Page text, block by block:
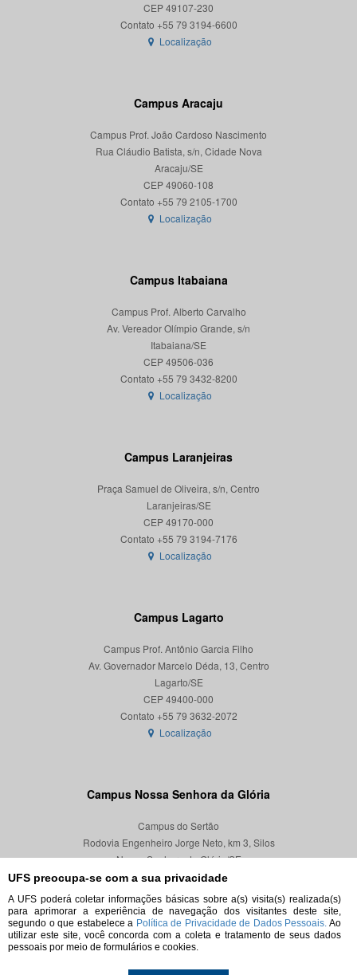
UFS preocupa-se com a sua privacidade
A UFS poderá coletar informações básicas sobre a(s) visita(s) realizada(s)
para aprimorar a experiência de navegação dos visitantes deste site,
segundo o que estabelece a Política de Privacidade de Dados Pessoais. Ao
utilizar este site, você concorda com a coleta e tratamento de seus dados
pessoais por meio de formulários e cookies.
CEP 49107-230
Localização
Campus Aracaju
Campus Prof. João Cardoso Nascimento
Rua Cláudio Batista, s/n, Cidade Nova
Aracaju/SE
CEP 49060-108
Localização
Campus Itabaiana
Campus Prof. Alberto Carvalho
Av. Vereador Olímpio Grande, s/n
Itabaiana/SE
CEP 49506-036
Localização
Campus Laranjeiras
Praça Samuel de Oliveira, s/n, Centro
Laranjeiras/SE
CEP 49170-000
Localização
Campus Lagarto
Campus Prof. Antônio Garcia Filho
Av. Governador Marcelo Déda, 13, Centro
Lagarto/SE
CEP 49400-000
Localização
Campus Nossa Senhora da Glória
Campus do Sertão
Rodovia Engenheiro Jorge Neto, km 3, Silos
Nossa Senhora da Glória/SE
CEP 49680-000
Localização